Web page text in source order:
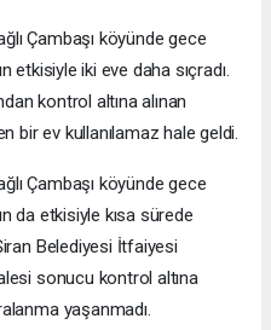
Çambaşı köyünde gece
etkisiyle iki eve daha sıçradı.
kontrol altına alınan
bir ev kullanılamaz hale geldi.
Çambaşı köyünde gece
da etkisiyle kısa sürede
Belediyesi İtfaiyesi
sonucu kontrol altına
yaşanmadı.